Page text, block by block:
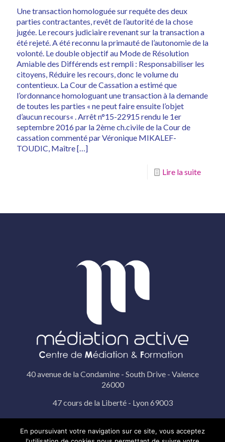
Une transaction homologuée sur requête des deux
parties contractantes, revêt de l’autorité de la chose
jugée. Le recours judiciaire revenant sur la transaction a
été rejeté. A été reconnu la primauté de l’autonomie de la
volonté. Le double objectif au Mode de Résolution
Amiable des Différends est rempli : Responsabiliser les
citoyens, Réduire les recours, donc le volume du
contentieux. La Cour de Cassation a estimé que
l’ordonnance homologuant une transaction à la demande
de toutes les parties « ne peut faire ensuite l’objet
d’aucun recours« . Arrêt n°15-22915 rendu le 1er
septembre 2016 par la 2ème ch.civile de la Cour de
cassation commenté par Véronique MIKALEF-
TOUDIC, Maître[…]
Lire la suite
40 avenue de la Condamine - South Drive - Valence
26000
47 cours de la Liberté - Lyon 69003
19 rue Pérignon - Paris 75015
En poursuivant votre navigation sur ce site, vous acceptez